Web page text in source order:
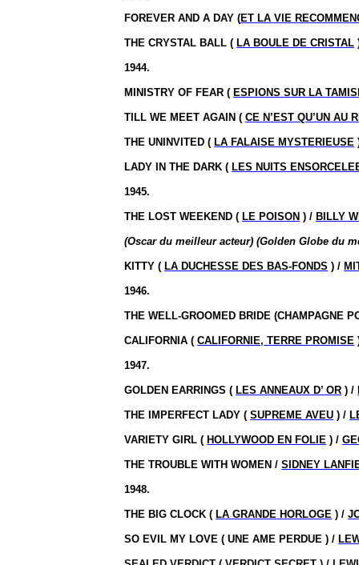
FOREVER AND A DAY (ET LA VIE
THE CRYSTAL BALL ( LA BOULE DE CRISTAL
1944.
MINISTRY OF FEAR ( ESPIONS SUR LA
TILL WE MEET AGAIN (CE N’EST QU’UN AU
THE UNINVITED ( LA FALAISE MYSTERIEUSE
LADY IN THE DARK ( LES NUITS
1945.
THE LOST WEEKEND ( LE POISON ) / BILLY
(Oscar du meilleur acteur) (Golden Globe du
KITTY ( LA DUCHESSE DES BAS-FONDS ) /
1946.
THE WELL-GROOMED BRIDE (CHAMPAGNE
CALIFORNIA (CALIFORNIE, TERRE PROMISE
1947.
GOLDEN EARRINGS ( LES ANNEAUX D’ OR ) /
THE IMPERFECT LADY (SUPREME AVEU ) /
VARIETY GIRL ( HOLLYWOOD EN FOLIE ) /
THE TROUBLE WITH WOMEN /SIDNEY
1948.
THE BIG CLOCK ( LA GRANDE HORLOGE ) /
SO EVIL MY LOVE ( UNE AME PERDUE ) /